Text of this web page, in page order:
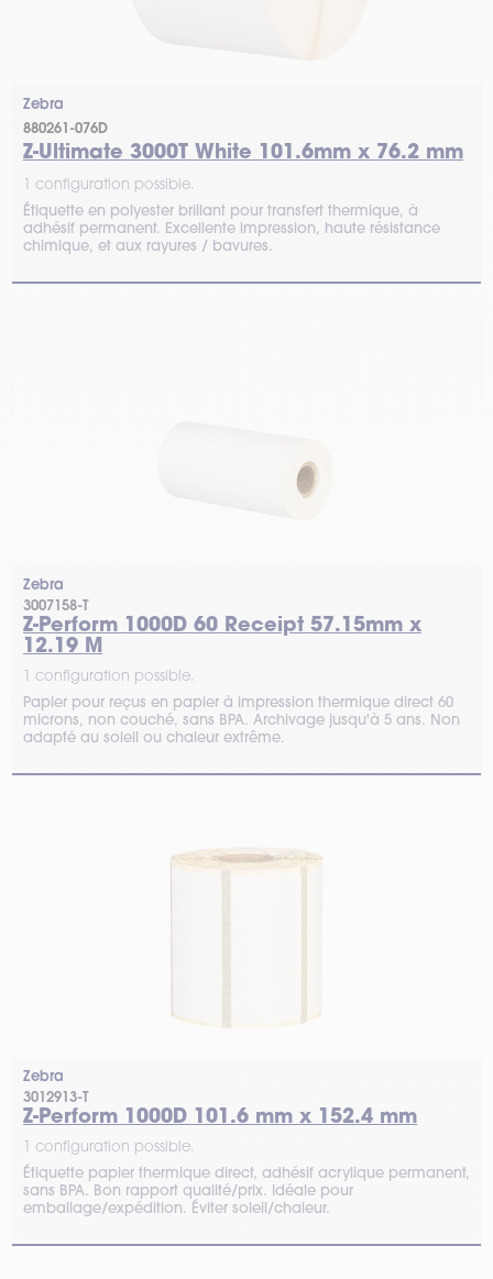
Zebra
880261-076D
Z-Ultimate 3000T White 101.6mm x 76.2 mm
1 configuration possible.
Étiquette en polyester brillant pour transfert thermique, à
adhésif permanent. Excellente impression, haute résistance
chimique, et aux rayures / bavures.
Zebra
3007158-T
Z-Perform 1000D 60 Receipt 57.15mm x
12.19 M
1 configuration possible.
Papier pour reçus en papier à impression thermique direct 60
microns, non couché, sans BPA. Archivage jusqu'à 5 ans. Non
adapté au soleil ou chaleur extrême.
Zebra
3012913-T
Z-Perform 1000D 101.6 mm x 152.4 mm
1 configuration possible.
Étiquette papier thermique direct, adhésif acrylique permanent,
sans BPA. Bon rapport qualité/prix. Idéale pour
emballage/expédition. Éviter soleil/chaleur.